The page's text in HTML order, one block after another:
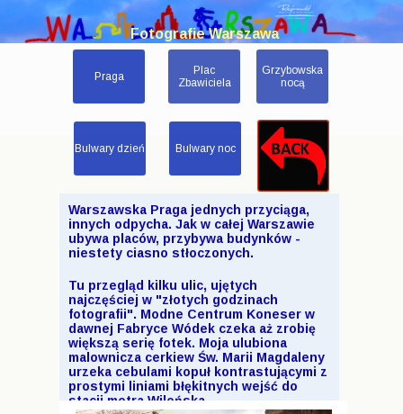
Fotografie Warszawa
Praga
Plac
Zbawiciela
Grzybowska
nocą
Bulwary dzień Bulwary noc
Warszawska Praga jednych przyciąga,
innych odpycha. Jak w całej Warszawie
ubywa placów, przybywa budynków -
niestety ciasno stłoczonych.
Tu przegląd kilku ulic, ujętych
najczęściej w "złotych godzinach
fotografii". Modne Centrum Koneser w
dawnej Fabryce Wódek czeka aż zrobię
większą serię fotek. Moja ulubiona
malownicza cerkiew Św. Marii Magdaleny
urzeka cebulami kopuł kontrastującymi z
prostymi liniami błękitnych wejść do
stacji metra Wileńska.